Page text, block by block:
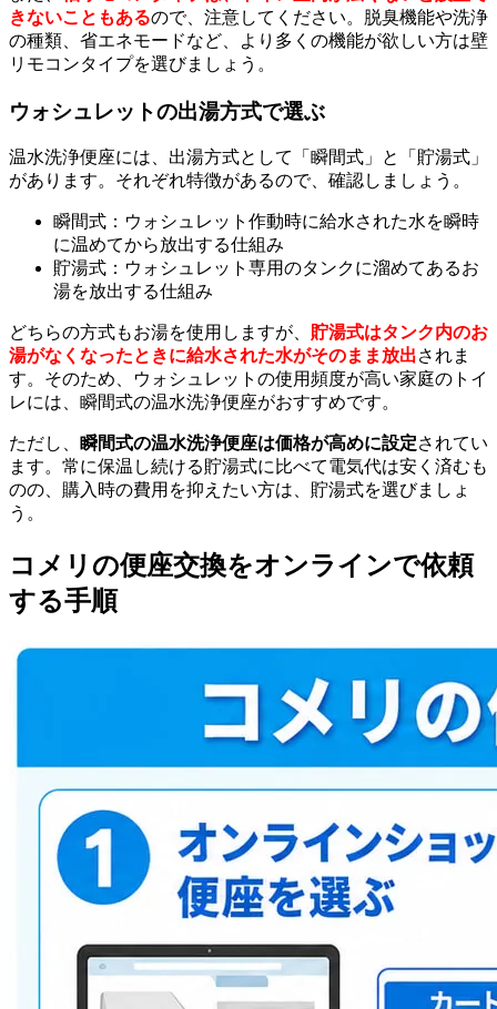
きないこともあるので、注意してください。脱臭機能や洗浄
の種類、省エネモードなど、より多くの機能が欲しい方は壁
リモコンタイプを選びましょう。
ウォシュレットの出湯方式で選ぶ
温水洗浄便座には、出湯方式として「瞬間式」と「貯湯式」
があります。それぞれ特徴があるので、確認しましょう。
瞬間式：ウォシュレット作動時に給水された水を瞬時
に温めてから放出する仕組み
貯湯式：ウォシュレット専用のタンクに溜めてあるお
湯を放出する仕組み
どちらの方式もお湯を使用しますが、 貯湯式はタンク内のお
湯がなくなったときに給水された水がそのまま放出されま
す。そのため、ウォシュレットの使用頻度が高い家庭のトイ
レには、瞬間式の温水洗浄便座がおすすめです。
ただし、 瞬間式の温水洗浄便座は価格が高めに設定されてい
ます。常に保温し続ける貯湯式に比べて電気代は安く済むも
のの、購入時の費用を抑えたい方は、貯湯式を選びましょ
う。
コメリの便座交換をオンラインで依頼
する手順